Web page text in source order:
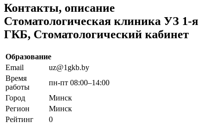
Контакты, описание
Стоматологическая клиника УЗ 1-я
ГКБ, Стоматологический кабинет
Образование
Email
uz@1gkb.by
Время
работы
пн-пт 08:00–14:00
Город
Минск
Регион
Минск
Рейтинг
0